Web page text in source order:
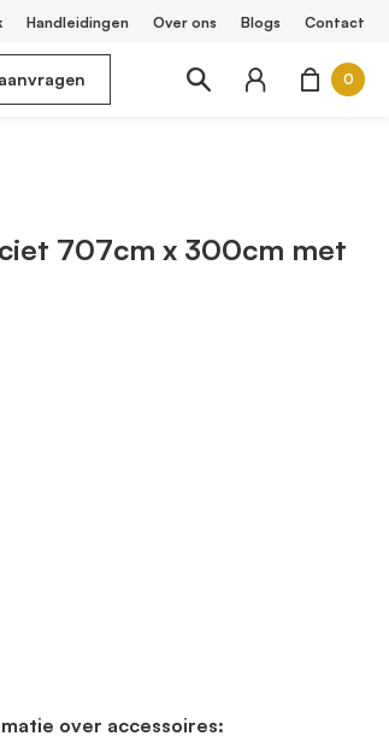
Handleidingen Over ons Blogs Contact
0
707cm x 300cm met
over accessoires: